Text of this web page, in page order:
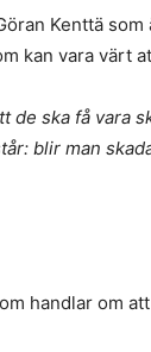
Kenttä
kan vara värt
ska få vara
blir man
handlar om